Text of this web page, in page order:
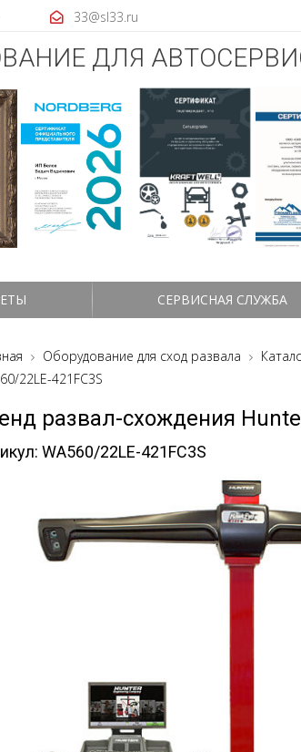
33@sl33.ru
ДЛЯ
СЕРВИСНАЯ СЛУЖБА
Оборудование для сход развала
22LE-421FC3S
развал-схождения
WA560/22LE-421FC3S